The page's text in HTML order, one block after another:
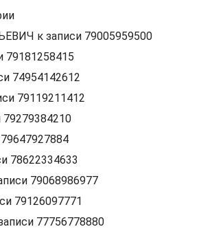
к записи 79005959500
79181258415
74954142612
79119211412
79279384210
79647927884
78622334633
79068986977
79126097771
77756778880